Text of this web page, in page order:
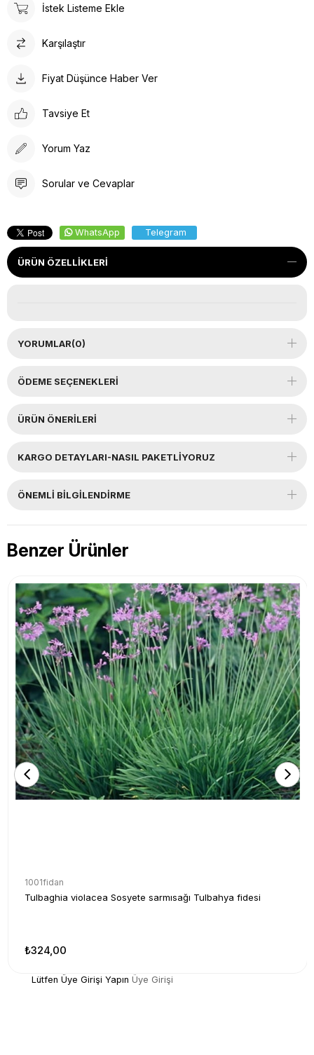
İstek Listeme Ekle
Karşılaştır
Fiyat Düşünce Haber Ver
Tavsiye Et
Yorum Yaz
Sorular ve Cevaplar
WhatsApp Telegram
ÜRÜN ÖZELLIKLERI
YORUMLAR(0)
ÖDEME SEÇENEKLERI
ÜRÜN ÖNERILERI
KARGO DETAYLARI-NASIL PAKETLİYORUZ
ÖNEMLI BILGILENDIRME
Benzer Ürünler
1001fidan
Tulbaghia violacea Sosyete sarmısağı Tulbahya fidesi
₺324,00
Lütfen Üye Girişi Yapın Üye Girişi